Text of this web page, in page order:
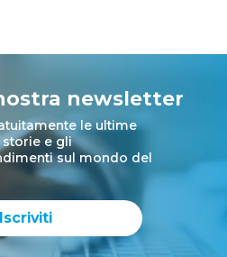
newsletter
le ultime
storie e gli
sul mondo del
Iscriviti